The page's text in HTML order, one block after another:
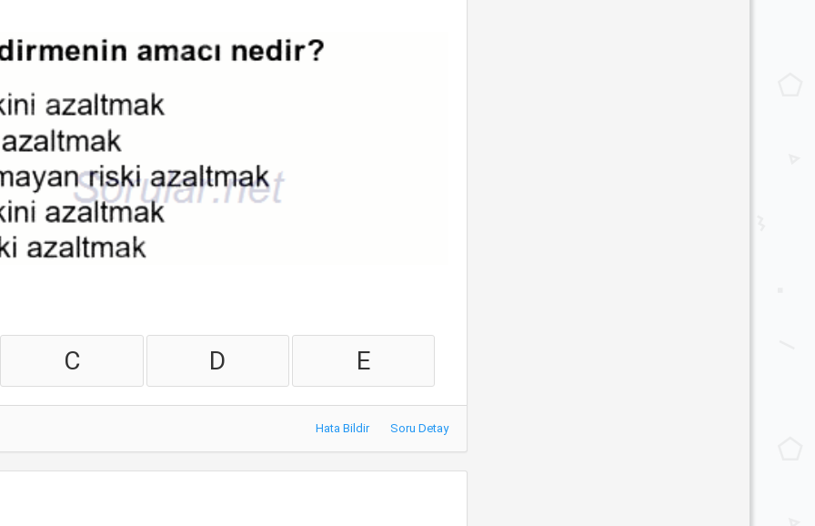
C D E
Hata Bildir Soru Detay